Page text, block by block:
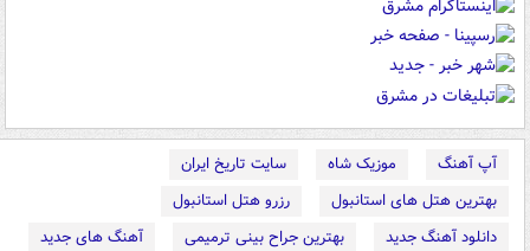
آپ آهنگ موزیک شاه
سایت تاریخ ایران
بهترین هتل های استانبول
رزرو هتل استانبول
دانلود آهنگ جدید
بهترین جراح بینی ترمیمی
آهنگ های جدید